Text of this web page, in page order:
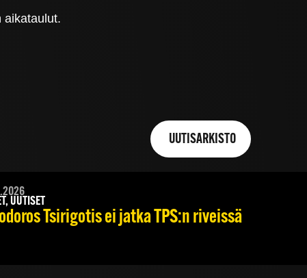
aikataulut.
UUTISARKISTO
UUTISET
Tsirigotis ei jatka TPS:n riveissä